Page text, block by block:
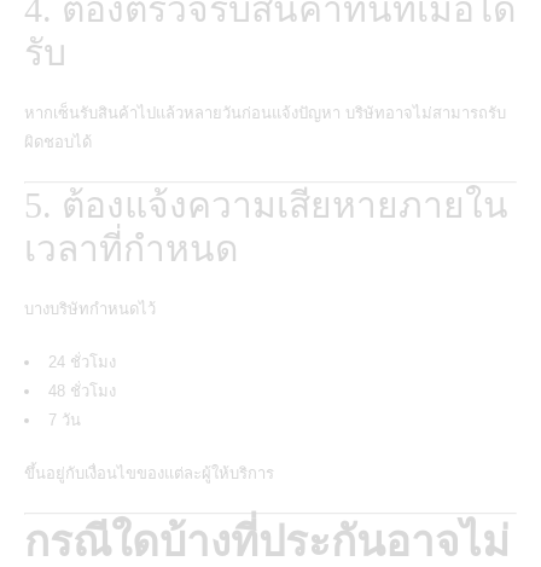
4. ต้องตรวจรับสินค้าทันทีเมื่อได้
รับ
หากเซ็นรับสินค้าไปแล้วหลายวันก่อนแจ้งปัญหา บริษัทอาจไม่สามารถรับ
ผิดชอบได้
5. ต้องแจ้งความเสียหายภายใน
เวลาที่กำหนด
บางบริษัทกำหนดไว้
24 ชั่วโมง
48 ชั่วโมง
7 วัน
ขึ้นอยู่กับเงื่อนไขของแต่ละผู้ให้บริการ
กรณีใดบ้างที่ประกันอาจไม่